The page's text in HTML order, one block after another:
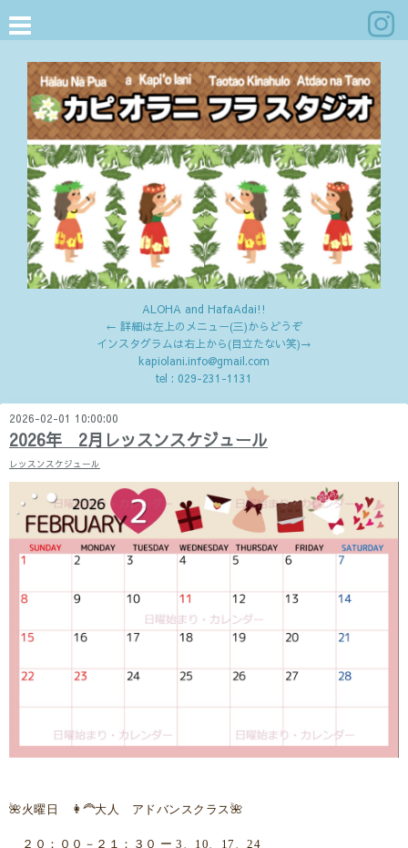
ALOHA and HafaAdai!!
← 詳細は左上のメニュー(三)からどうぞ
インスタグラムは右上から(目立たない笑)→
kapiolani.info@gmail.com
tel : 029-231-1131
2026-02-01 10:00:00
2026年 2月レッスンスケジュール
レッスンスケジュール
🌺火曜日 👩‍🦰大人 アドバンスクラス🌺
２０：００－２１：３０ ー 3、10、17、24